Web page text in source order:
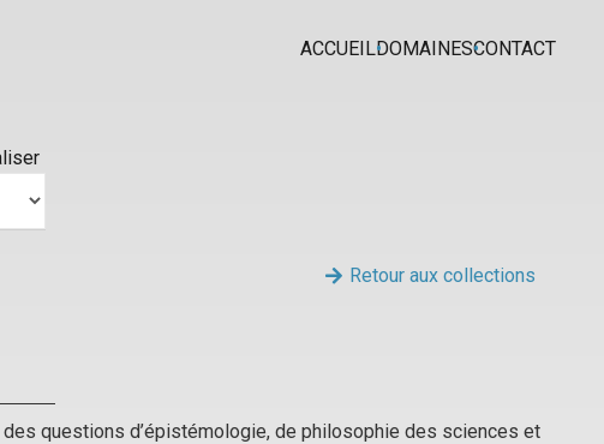
ACCUEILDOMAINESCONTACT
Retour aux collections
questions d’épistémologie, de philosophie des sciences et